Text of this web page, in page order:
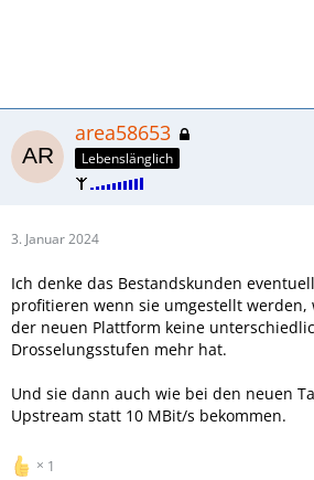
area58653
Lebenslänglich
3. Januar 2024
Ich denke das Bestandskunden
profitieren wenn sie umgestellt
der neuen Plattform keine
Drosselungsstufen mehr hat.
Und sie dann auch wie bei den neuen
Upstream statt 10 MBit/s bekommen.
1